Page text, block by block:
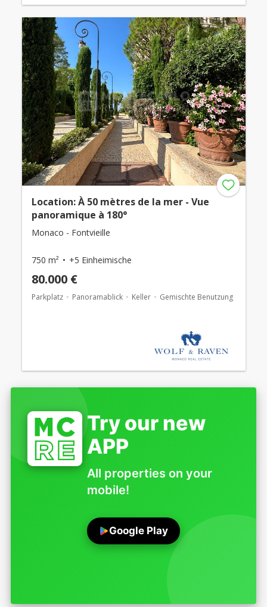
Location: À 50 mètres de la mer - Vue
panoramique à 180°
Monaco - Fontvieille
750 m² +5 Einheimische
80.000 €
Parkplatz Panoramablick Keller Gemischte Benutzung
Try our new
APP
All properties on your
mobile!
Google Play